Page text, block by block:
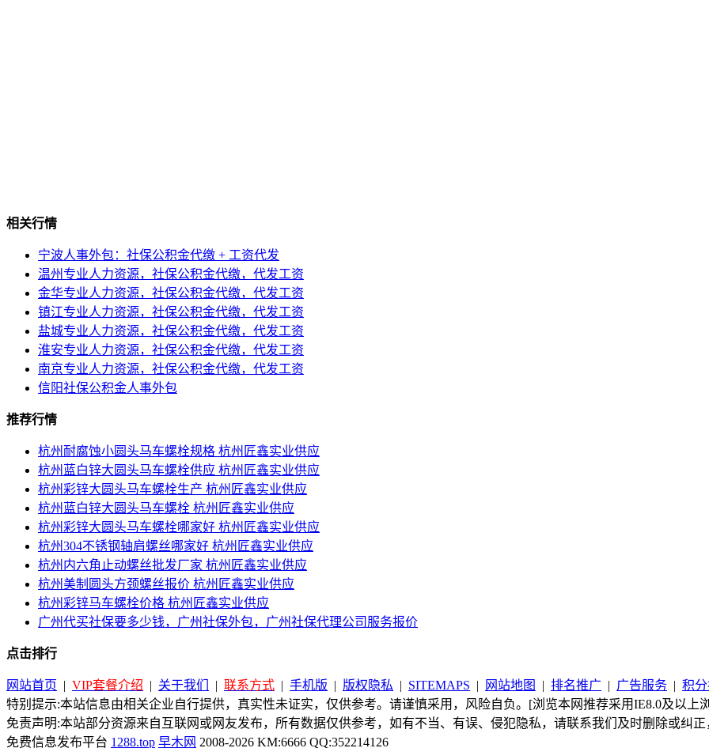
相关行情
宁波人事外包：社保公积金代缴 + 工资代发
温州专业人力资源，社保公积金代缴，代发工资
金华专业人力资源，社保公积金代缴，代发工资
镇江专业人力资源，社保公积金代缴，代发工资
盐城专业人力资源，社保公积金代缴，代发工资
淮安专业人力资源，社保公积金代缴，代发工资
南京专业人力资源，社保公积金代缴，代发工资
信阳社保公积金人事外包
推荐行情
杭州耐腐蚀小圆头马车螺栓规格 杭州匠鑫实业供应
杭州蓝白锌大圆头马车螺栓供应 杭州匠鑫实业供应
杭州彩锌大圆头马车螺栓生产 杭州匠鑫实业供应
杭州蓝白锌大圆头马车螺栓 杭州匠鑫实业供应
杭州彩锌大圆头马车螺栓哪家好 杭州匠鑫实业供应
杭州304不锈钢轴肩螺丝哪家好 杭州匠鑫实业供应
杭州内六角止动螺丝批发厂家 杭州匠鑫实业供应
杭州美制圆头方颈螺丝报价 杭州匠鑫实业供应
杭州彩锌马车螺栓价格 杭州匠鑫实业供应
广州代买社保要多少钱，广州社保外包，广州社保代理公司服务报价
点击排行
网站首页 | VIP套餐介绍 | 关于我们 | 联系方式 | 手机版 | 版权隐私 | SITEMAPS | 网站地图 | 排名推广 | 广告服务 | 积
特别提示:本站信息由相关企业自行提供，真实性未证实，仅供参考。请谨慎采用，风险自负。[浏览本网推荐采用IE8.0及以上
免责声明:本站部分资源来自互联网或网友发布，所有数据仅供参考，如有不当、有误、侵犯隐私，请联系我们及时删除或纠
免费信息发布平台 1288.top 早木网 2008-2026 KM:6666 QQ:352214126